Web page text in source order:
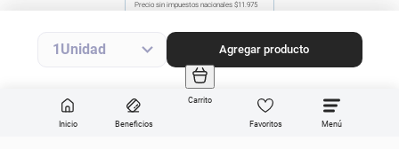
Inicio Beneficios
Carrito
Favoritos
1 Agregar producto
Precio sin impuestos nacionales $11.975
Agregar producto